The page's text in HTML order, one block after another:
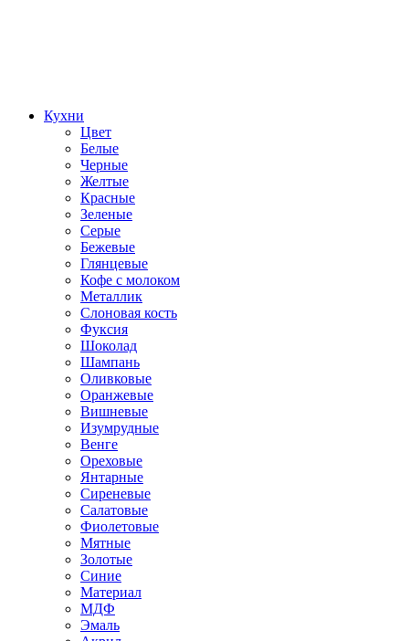
Кухни
Цвет
Белые
Черные
Желтые
Красные
Зеленые
Серые
Бежевые
Глянцевые
Кофе с молоком
Металлик
Слоновая кость
Фуксия
Шоколад
Шампань
Оливковые
Оранжевые
Вишневые
Изумрудные
Венге
Ореховые
Янтарные
Сиреневые
Салатовые
Фиолетовые
Мятные
Золотые
Синие
Материал
МДФ
Эмаль